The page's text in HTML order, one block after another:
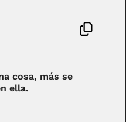
cosa, más se
ella.